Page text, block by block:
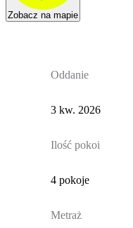
Zobacz na mapie
Oddanie
3 kw. 2026
Ilość pokoi
4 pokoje
Metraż